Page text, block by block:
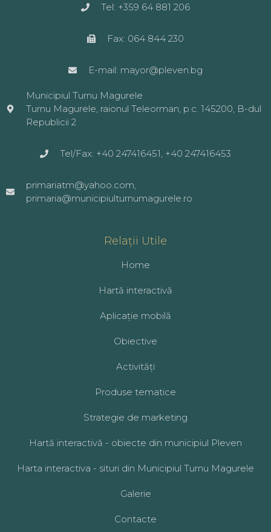
Tel: +359 64 881 206
Fax: 064 844 230
E-mail: mayor@pleven.bg
Municipiul Turnu Magurele
Turnu Magurele, raionul Teleorman, p.c. 145200, B-dul
Republicii 2
Tel/Fax: +40 247416451, +40 247416453
primariatm@yahoo.com,
primaria@municipiulturnumagurele.ro
Relații Utile
Home
Hartă interactivă
Aplicație mobilă
Obiective
Activități
Produse tematice
Strategie de marketing
Hartă interactivă - obiecte din municipiul Pleven
Harta interactiva - situri din Municipiul Turnu Magurele
Galerie
Contacte